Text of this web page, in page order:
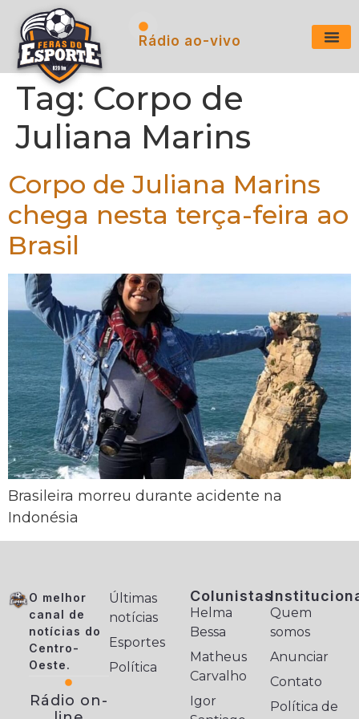
Rádio ao-vivo
Tag: Corpo de
Juliana Marins
Corpo de Juliana Marins
chega nesta terça-feira ao
Brasil
Brasileira morreu durante acidente na
Indonésia
O melhor
canal de
notícias do
Centro-
Oeste.
Rádio on-
Últimas
notícias
Esportes
Política
Colunistas
Helma
Bessa
Matheus
Carvalho
Igor
Quem
somos
Anunciar
Contato
Política de